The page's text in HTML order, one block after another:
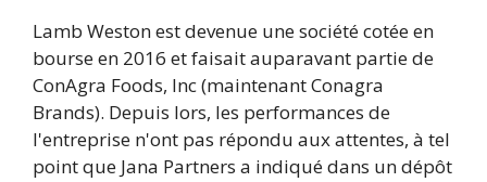
Lamb Weston est devenue une société cotée en
bourse en 2016 et faisait auparavant partie de
ConAgra Foods, Inc (maintenant Conagra
Brands). Depuis lors, les performances de
l'entreprise n'ont pas répondu aux attentes, à tel
point que Jana Partners a indiqué dans un dépôt